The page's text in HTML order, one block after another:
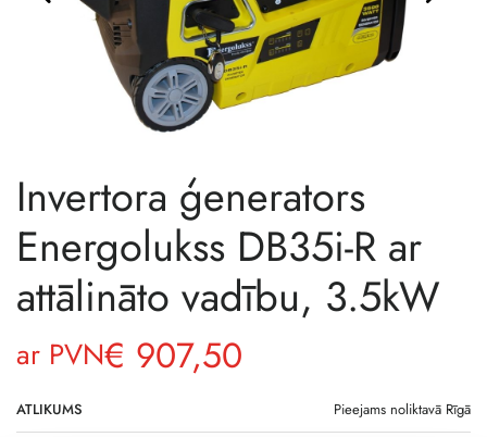
Invertora ģenerators
Energolukss DB35i-R ar
attālināto vadību, 3.5kW
€ 907,50
ar PVN
ATLIKUMS Pieejams noliktavā Rīgā